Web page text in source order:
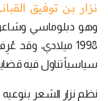
نزار بن توفيق
وهو دبلوماسي
1998 ميلادي،
سياسياً تناول فيه
نظم نزار الشعر